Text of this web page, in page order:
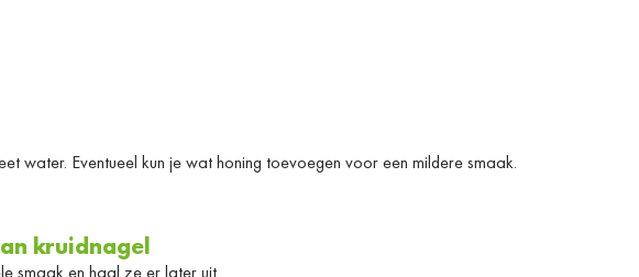
water. Eventueel kun je wat honing toevoegen voor een mildere smaak.
kruidnagel
smaak en haal ze er later uit